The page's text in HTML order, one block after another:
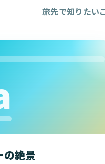
旅先で知りたい
の絶景